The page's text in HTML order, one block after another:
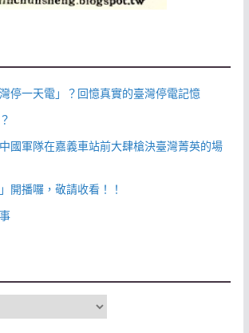
停一天電」？回憶真實的臺灣停電記憶
國軍隊在嘉義車站前大肆槍決臺灣菁英的場
開播囉，敬請收看！！